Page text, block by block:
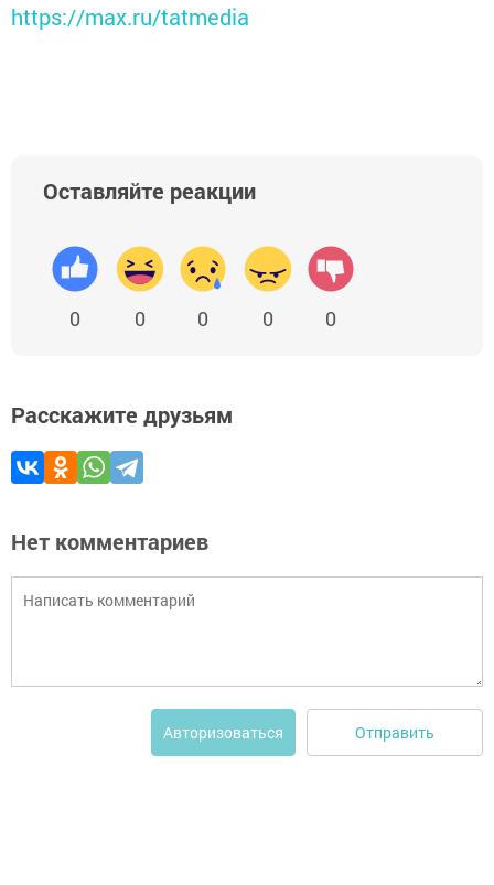
https://max.ru/tatmedia
Оставляйте реакции
0 0 0 0 0
Расскажите друзьям
Нет комментариев
Авторизоваться Отправить